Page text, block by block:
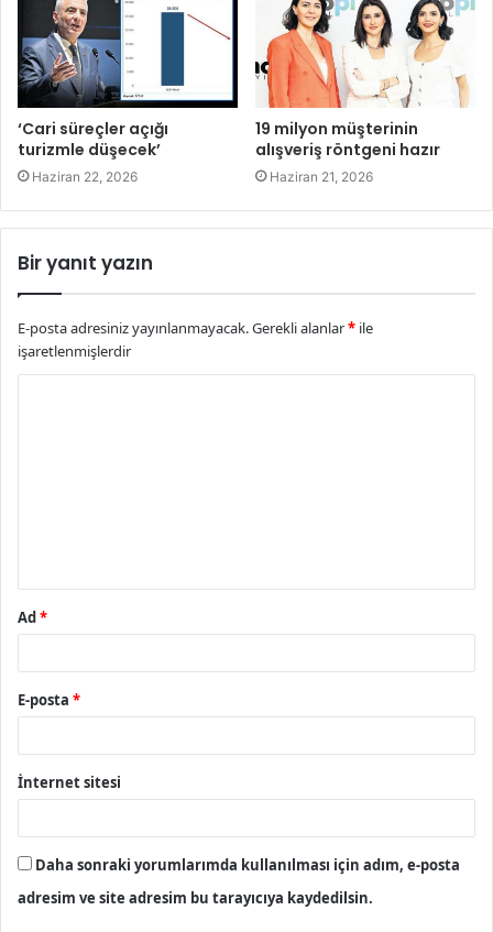
‘Cari süreçler açığı
turizmle düşecek’
Haziran 22, 2026
19 milyon müşterinin
alışveriş röntgeni hazır
Haziran 21, 2026
Bir yanıt yazın
E-posta adresiniz yayınlanmayacak.Gerekli alanlar* ile
işaretlenmişlerdir
Ad *
E-posta *
İnternet sitesi
Daha sonraki yorumlarımda kullanılması için adım, e-posta
adresim ve site adresim bu tarayıcıya kaydedilsin.